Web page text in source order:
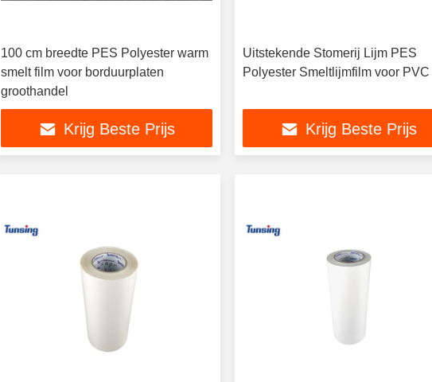
100 cm breedte PES Polyester warm
smelt film voor borduurplaten
groothandel
Krijg Beste Prijs
Uitstekende Stomerij Lijm PES
Polyester Smeltlijmfilm voor PVC
Krijg Beste Prijs